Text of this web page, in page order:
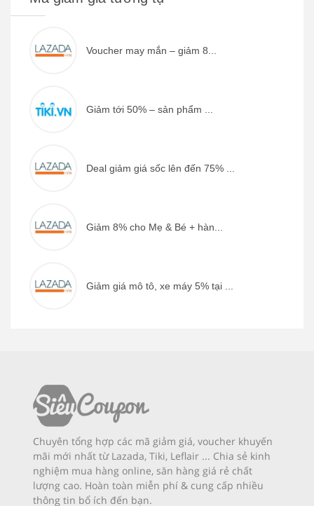
Voucher may mắn – giảm 8...
Giảm tới 50% – sản phẩm ...
Deal giảm giá sốc lên đến 75% ...
Giảm 8% cho Mẹ & Bé + hàn...
Giảm giá mô tô, xe máy 5% tại ...
Chuyên tổng hợp các mã giảm giá, voucher khuyến
mãi mới nhất từ Lazada, Tiki, Leflair ... Chia sẻ kinh
nghiệm mua hàng online, săn hàng giá rẻ chất
lượng cao. Hoàn toàn miễn phí & cung cấp nhiều
thông tin bổ ích đến bạn.